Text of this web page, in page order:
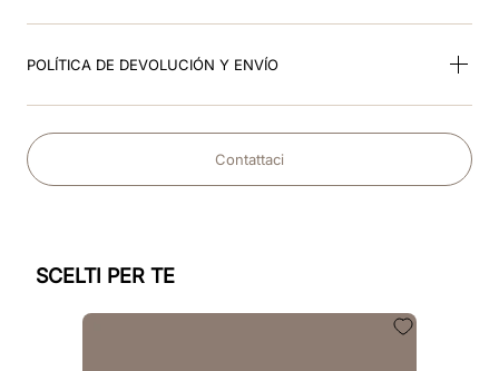
POLÍTICA DE DEVOLUCIÓN Y ENVÍO
Contattaci
SCELTI PER TE